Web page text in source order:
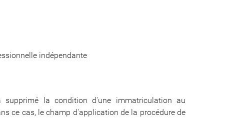
indépendante
la condition d'une immatriculation au
ce cas, le champ d'application de la procédure de